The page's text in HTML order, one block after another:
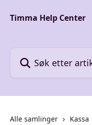
Timma Help Center
Alle samlinger
Kassa